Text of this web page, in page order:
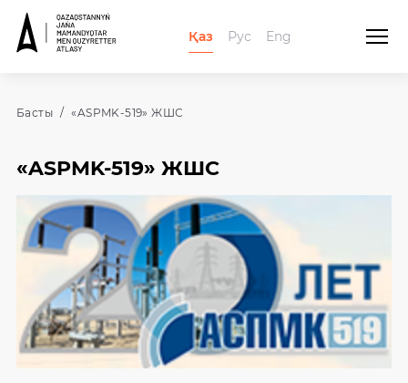
Қаз Рус Eng
Басты «ASPMK-519» ЖШС
«ASPMK-519» ЖШС